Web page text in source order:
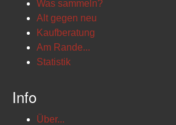
Was sammeln?
Alt gegen neu
Kaufberatung
Am Rande...
Statistik
Info
Über...